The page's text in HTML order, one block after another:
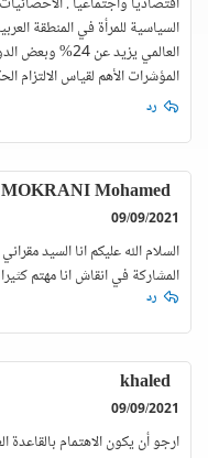
المؤشرات الأهم لقياس الالتزام
رد
MOKRANI Mohamed
09/09/2021
السلام الله عليكم انا السيد
المشاركة في انقاش انا مهتم كثيرا
رد
khaled
09/09/2021
ارجو أن يكون الاهتمام